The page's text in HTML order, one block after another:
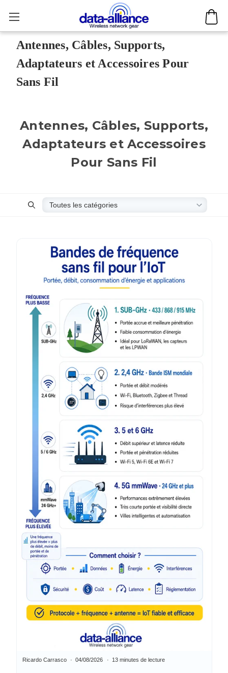
Antennes, Câbles, Supports,
Adaptateurs et Accessoires Pour
Sans Fil
Antennes, Câbles, Supports,
Adaptateurs et Accessoires
Pour Sans Fil
Ricardo Carrasco 04/08/2026 13 minutes de lecture